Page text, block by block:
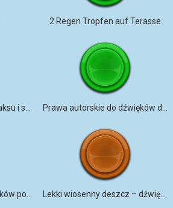
2 Regen Tropfen auf Terasse
Lekki wiosenny deszcz – dźwięki natury